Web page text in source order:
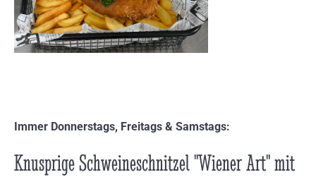
Immer Donnerstags, Freitags & Samstags:
Knusprige Schweineschnitzel "Wiener Art" mit